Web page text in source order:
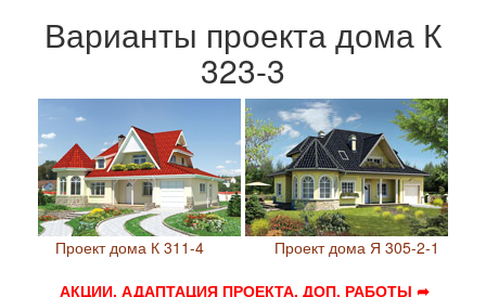
Варианты проекта дома К
323-3
Проект дома К 311-4
Проект дома Я 305-2-1
АКЦИИ, АДАПТАЦИЯ ПРОЕКТА, ДОП. РАБОТЫ ➦